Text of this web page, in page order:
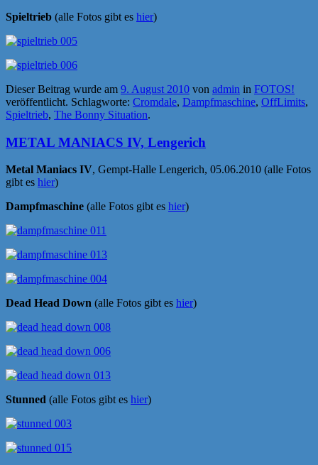
Spieltrieb (alle Fotos gibt es hier)
Dieser Beitrag wurde am 9. August 2010 von admin in FOTOS!
veröffentlicht. Schlagworte: Cromdale, Dampfmaschine, OffLimits,
Spieltrieb, The Bonny Situation.
METAL MANIACS IV, Lengerich
Metal Maniacs IV, Gempt-Halle Lengerich, 05.06.2010 (alle Fotos
gibt es hier)
Dampfmaschine (alle Fotos gibt es hier)
Dead Head Down (alle Fotos gibt es hier)
Stunned (alle Fotos gibt es hier)